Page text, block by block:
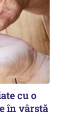
cu o
în vârstă